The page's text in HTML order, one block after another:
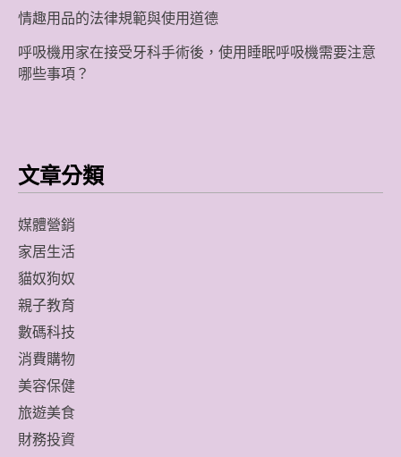
情趣用品的法律規範與使用道德
呼吸機用家在接受牙科手術後，使用睡眠呼吸機需要注意
哪些事項？
文章分類
媒體營銷
家居生活
貓奴狗奴
親子教育
數碼科技
消費購物
美容保健
旅遊美食
財務投資